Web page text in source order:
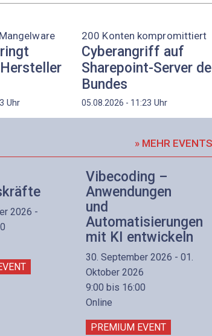
Uhr
200 Konten kompromittiert
Cyberangriff auf
Sharepoint-Server
Bundes
05.08.2026 - 11:23 Uhr
» MEHR
2026 -
Vibecoding –
Anwendungen
und
Automatisierungen
mit KI entwickeln
30. September 2026 - 01.
Oktober 2026
9:00 bis 16:00
Online
PREMIUM EVENT